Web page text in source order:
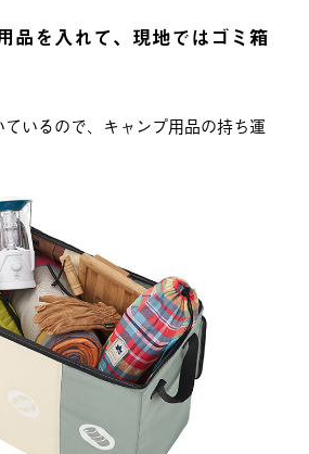
品を入れて、現地ではゴミ箱
いるので、キャンプ用品の持ち運